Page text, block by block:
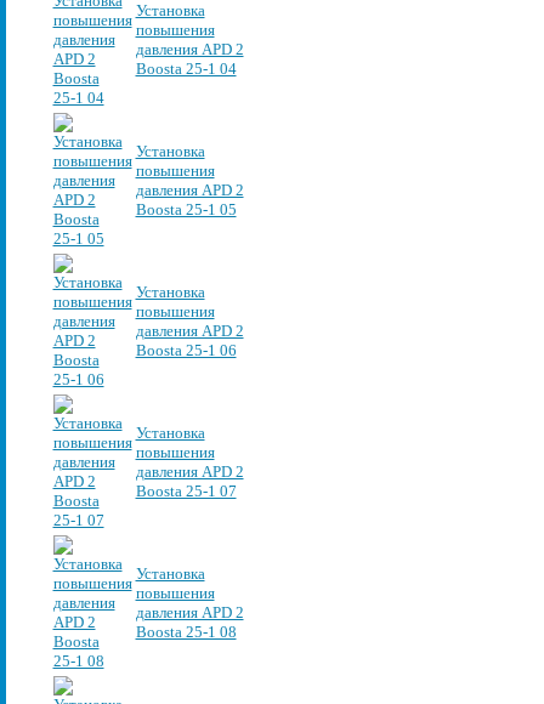
Установка
повышения
давления APD 2
Boosta 25-1 04
Установка
повышения
давления APD 2
Boosta 25-1 05
Установка
повышения
давления APD 2
Boosta 25-1 06
Установка
повышения
давления APD 2
Boosta 25-1 07
Установка
повышения
давления APD 2
Boosta 25-1 08